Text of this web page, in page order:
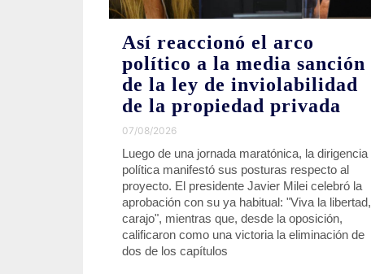
Así reaccionó el arco
político a la media sanción
de la ley de inviolabilidad
de la propiedad privada
07/08/2026
Luego de una jornada maratónica, la dirigencia
política manifestó sus posturas respecto al
proyecto. El presidente Javier Milei celebró la
aprobación con su ya habitual: "Viva la libertad,
carajo", mientras que, desde la oposición,
calificaron como una victoria la eliminación de
dos de los capítulos